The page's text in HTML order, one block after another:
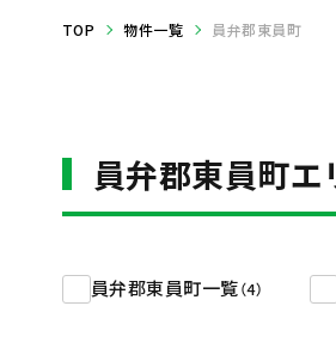
TOP 物件一覧 員弁郡東員町
員弁郡東員町エ
員弁郡東員町一覧（4）